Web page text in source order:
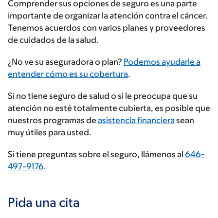
Comprender sus opciones de seguro es una parte
importante de organizar la atención contra el cáncer.
Tenemos acuerdos con varios planes y proveedores
de cuidados de la salud.
Ingrese
su
de
seguros
¿No ve su aseguradora o plan? Podemos ayudarle a
entender cómo es su cobertura.
Si no tiene seguro de salud o si le preocupa que su
atención no esté totalmente cubierta, es posible que
nuestros programas de asistencia financierasean
muy útiles para usted.
Si tiene preguntas sobre el seguro, llámenos al 646-
497-9176.
Pida una cita